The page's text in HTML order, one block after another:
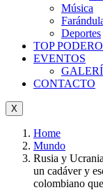
Música
Deportes
TOP
EVENTOS
CONTACTO
X
Home
Mundo
Rusia y
un cadáver y
colombiano